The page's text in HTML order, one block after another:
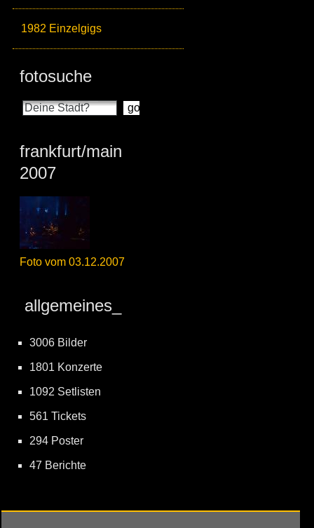
1982 Einzelgigs
fotosuche
frankfurt/main
2007
Foto vom 03.12.2007
allgemeines_
3006 Bilder
1801 Konzerte
1092 Setlisten
561 Tickets
294 Poster
47 Berichte